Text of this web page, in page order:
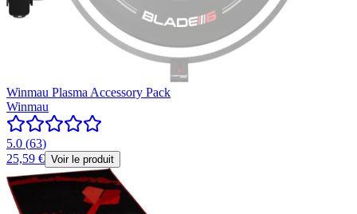
Winmau Plasma Accessory Pack
Winmau
5.0 (63)
25,59 € Voir le produit